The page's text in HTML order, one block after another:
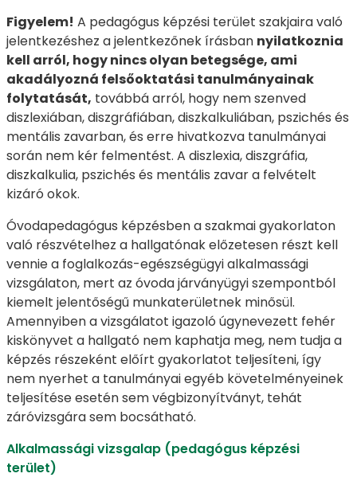
Figyelem! A pedagógus képzési terület szakjaira való
jelentkezéshez a jelentkezőnek írásban nyilatkoznia
kell arról, hogy nincs olyan betegsége, ami
akadályozná felsőoktatási tanulmányainak
folytatását, továbbá arról, hogy nem szenved
diszlexiában, diszgráfiában, diszkalkuliában, pszichés és
mentális zavarban, és erre hivatkozva tanulmányai
során nem kér felmentést. A diszlexia, diszgráfia,
diszkalkulia, pszichés és mentális zavar a felvételt
kizáró okok.
Óvodapedagógus képzésben a szakmai gyakorlaton
való részvételhez a hallgatónak előzetesen részt kell
vennie a foglalkozás-egészségügyi alkalmassági
vizsgálaton, mert az óvoda járványügyi szempontból
kiemelt jelentőségű munkaterületnek minősül.
Amennyiben a vizsgálatot igazoló úgynevezett fehér
kiskönyvet a hallgató nem kaphatja meg, nem tudja a
képzés részeként előírt gyakorlatot teljesíteni, így
nem nyerhet a tanulmányai egyéb követelményeinek
teljesítése esetén sem végbizonyítványt, tehát
záróvizsgára sem bocsátható.
Alkalmassági vizsgalap (pedagógus képzési
terület)